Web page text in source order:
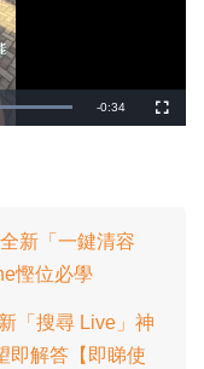
剩
-0:34
全
螢
新「一鍵清容
慳位必學
「搜尋 Live」神
即解答【即睇使